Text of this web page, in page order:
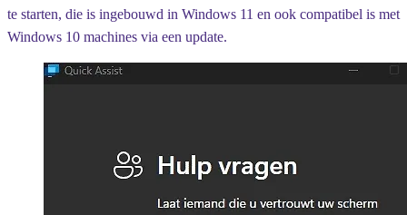
te starten, die is ingebouwd in Windows 11 en ook compatibel is met
Windows 10 machines via een update.